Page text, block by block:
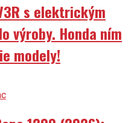
s elektrickým
výroby. Honda ním
modely!